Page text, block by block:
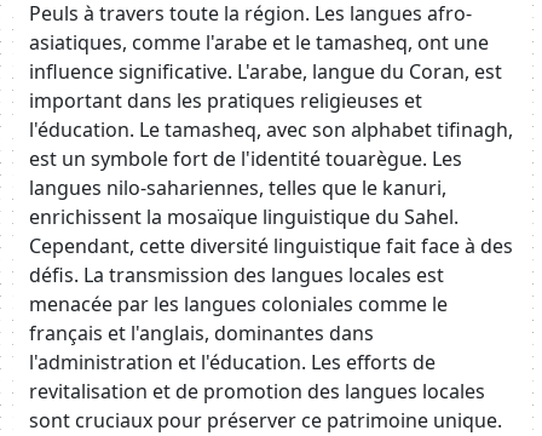
Peuls à travers toute la région. Les langues afro-
asiatiques, comme l'arabe et le tamasheq, ont une
influence significative. L'arabe, langue du Coran, est
important dans les pratiques religieuses et
l'éducation. Le tamasheq, avec son alphabet tifinagh,
est un symbole fort de l'identité touarègue. Les
langues nilo-sahariennes, telles que le kanuri,
enrichissent la mosaïque linguistique du Sahel.
Cependant, cette diversité linguistique fait face à des
défis. La transmission des langues locales est
menacée par les langues coloniales comme le
français et l'anglais, dominantes dans
l'administration et l'éducation. Les efforts de
revitalisation et de promotion des langues locales
sont cruciaux pour préserver ce patrimoine unique.